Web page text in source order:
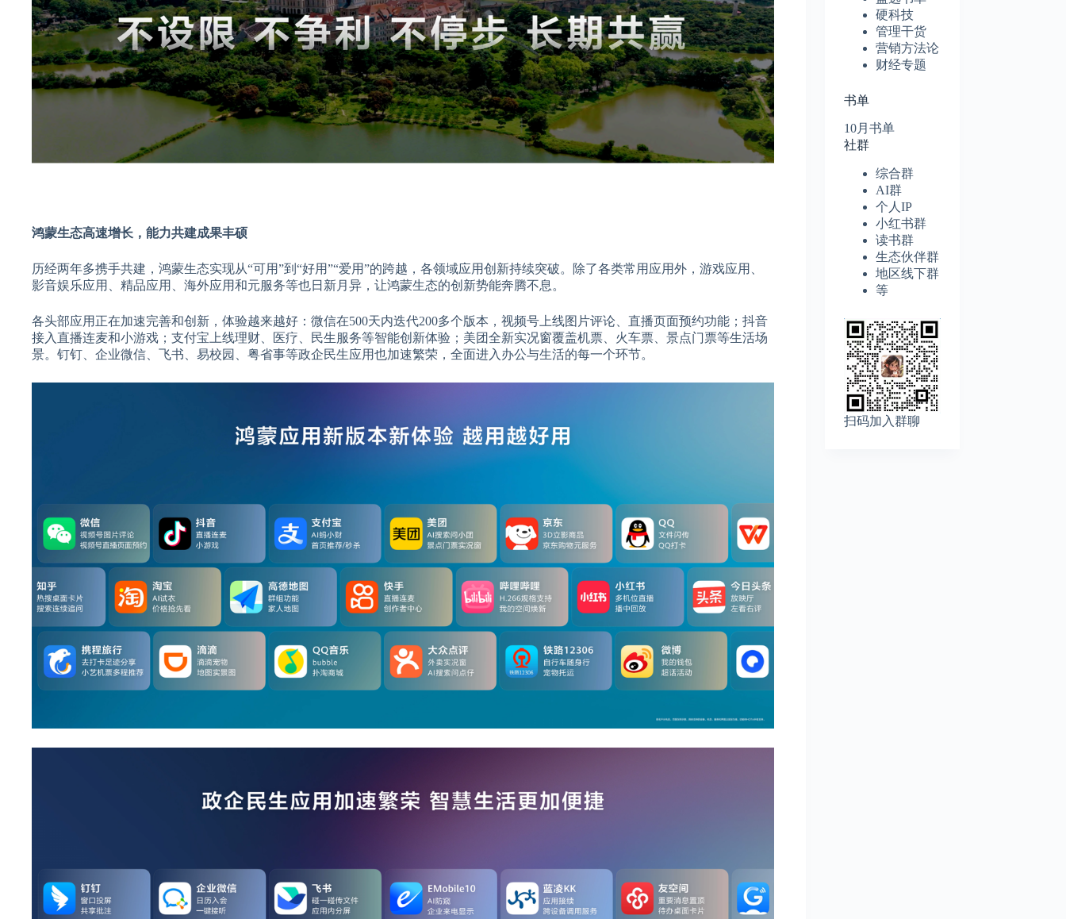
鸿蒙生态高速增长，能力共建成果丰硕
历经两年多携手共建，鸿蒙生态实现从“可用”到“好用”“爱用”的跨越，各领域应用创新持续突破。除了各类常用应用外，游戏应用、
影音娱乐应用、精品应用、海外应用和元服务等也日新月异，让鸿蒙生态的创新势能奔腾不息。
各头部应用正在加速完善和创新，体验越来越好：微信在500天内迭代200多个版本，视频号上线图片评论、直播页面预约功能；抖音
接入直播连麦和小游戏；支付宝上线理财、医疗、民生服务等智能创新体验；美团全新实况窗覆盖机票、火车票、景点门票等生活场
景。钉钉、企业微信、飞书、易校园、粤省事等政企民生应用也加速繁荣，全面进入办公与生活的每一个环节。
硬科技
管理干货
营销方法论
财经专题
书单
10月书单
社群
综合群
AI群
个人IP
小红书群
读书群
生态伙伴群
地区线下群
等
扫码加入群聊